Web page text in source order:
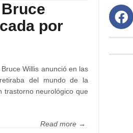
por
Willis anunció en las
del mundo de la
trastorno neurológico que
Read more →